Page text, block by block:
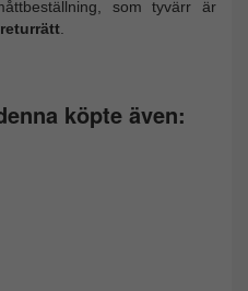
som tyvärr är
köpte även: